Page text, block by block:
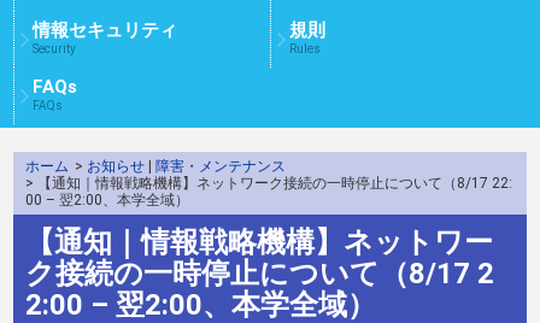
情報セキュリティ
Security
規則
Rules
FAQs
FAQs
ホーム > お知らせ |障害・メンテナンス
> 【通知｜情報戦略機構】ネットワーク接続の一時停止について（8/17 22:
00 – 翌2:00、本学全域）
【通知｜情報戦略機構】ネットワー
ク接続の一時停止について（8/17 2
2:00 – 翌2:00、本学全域）